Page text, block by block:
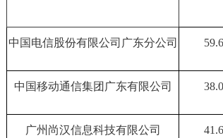
中国电信股份有限公司广东分公司
中国移动通信集团广东有限公司
广州尚汉信息科技有限公司